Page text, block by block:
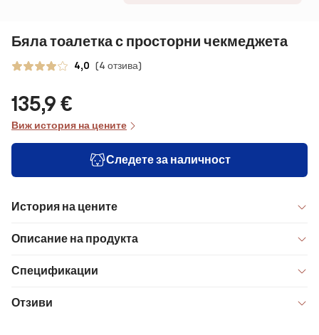
Бяла тоалетка с просторни чекмеджета
4,0 (4 отзива)
135,9 €
Виж история на цените
Следете за наличност
История на цените
Описание на продукта
Спецификации
Отзиви